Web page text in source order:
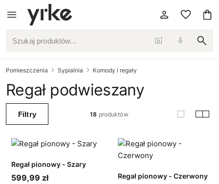
Szukaj produktów...
Pomieszczenia Sypialnia Komody i regały
Regał podwieszany
Filtry 18 produktów
Regał pionowy - Szary
599,99 zł Regał pionowy - Czerwony